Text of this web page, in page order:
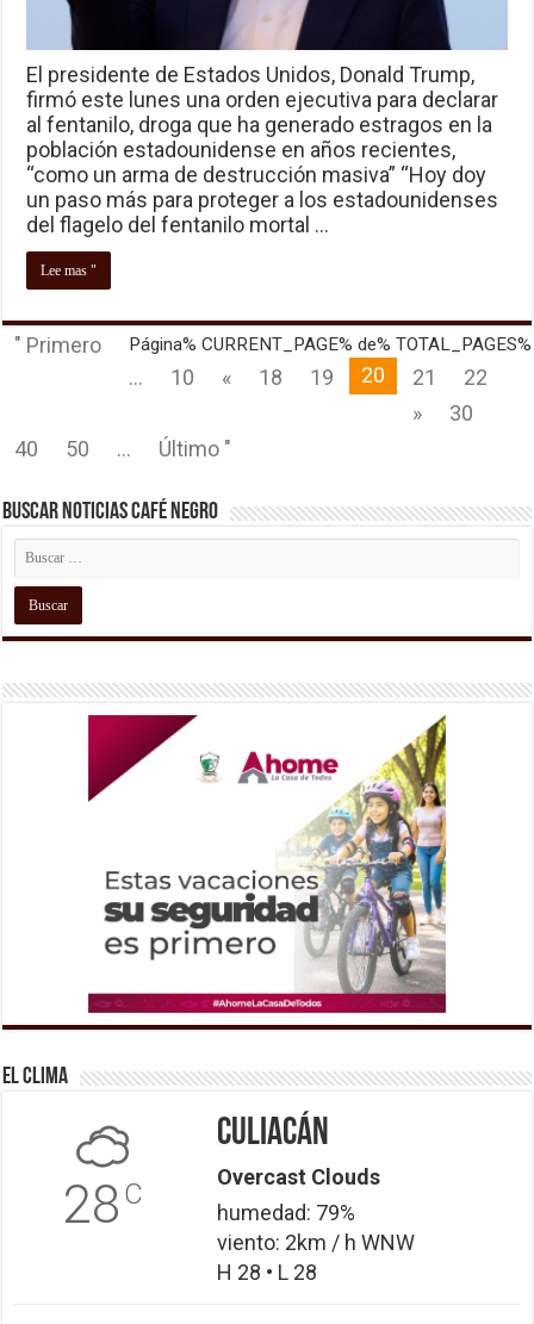
El presidente de Estados Unidos, Donald Trump,
firmó este lunes una orden ejecutiva para declarar
al fentanilo, droga que ha generado estragos en la
población estadounidense en años recientes,
“como un arma de destrucción masiva” “Hoy doy
un paso más para proteger a los estadounidenses
del flagelo del fentanilo mortal …
Lee mas "
Página% CURRENT_PAGE% de% TOTAL_PAGES%
" Primero
...
10 « 18 19 20 21
22
»
30
40
50 ... Último "
Buscar Noticias Café Negro
El Clima
28 C
Culiacán
Overcast Clouds
humedad: 79%
viento: 2km / h WNW
H 28 • L 28